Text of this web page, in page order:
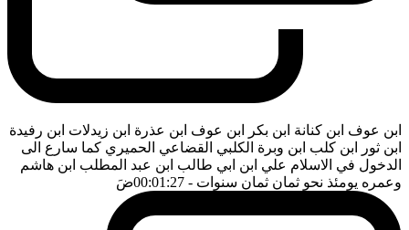
ابن عوف ابن كنانة ابن بكر ابن عوف ابن عذرة ابن زيدلات ابن رفيدة
ابن ثور ابن كلب ابن وبرة الكلبي القضاعي الحميري كما سارع الى
الدخول في الاسلام علي ابن ابي طالب ابن عبد المطلب ابن هاشم
وعمره يومئذ نحو ثمان ثمان سنوات - 00:01:27 ضَ